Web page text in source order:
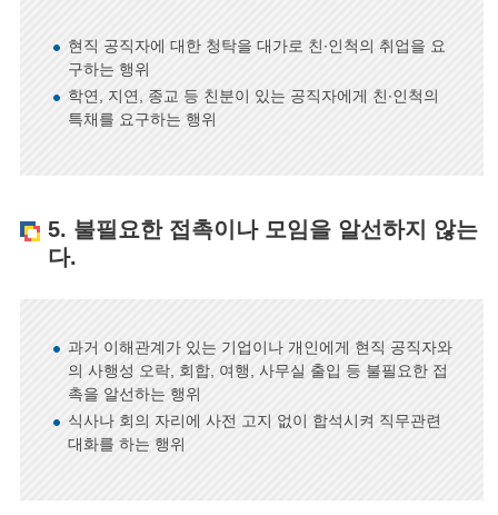
현직 공직자에 대한 청탁을 대가로 친∙인척의 취업을 요
구하는 행위
학연, 지연, 종교 등 친분이 있는 공직자에게 친∙인척의
특채를 요구하는 행위
5. 불필요한 접촉이나 모임을 알선하지 않는
다.
과거 이해관계가 있는 기업이나 개인에게 현직 공직자와
의 사행성 오락, 회합, 여행, 사무실 출입 등 불필요한 접
촉을 알선하는 행위
식사나 회의 자리에 사전 고지 없이 합석시켜 직무관련
대화를 하는 행위